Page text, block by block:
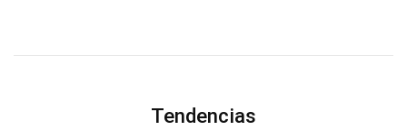
Tendencias